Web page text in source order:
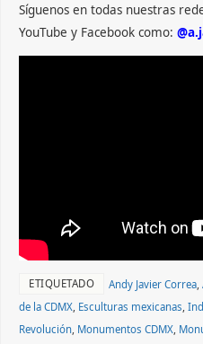
Síguenos en todas nuestras
YouTube y Facebook como:
ETIQUETADO Andy Javier Correa,
de la CDMX, Esculturas mexicanas,
Revolución, Monumentos CDMX,